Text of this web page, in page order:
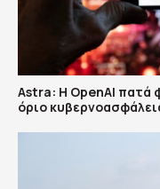
Astra: Η OpenAI πατά
όριο